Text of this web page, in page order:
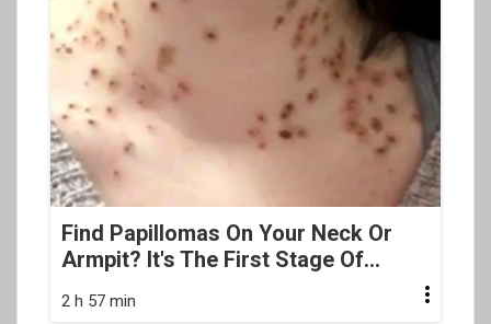
Find Papillomas On Your Neck Or
Armpit? It's The First Stage Of...
2 h 57 min